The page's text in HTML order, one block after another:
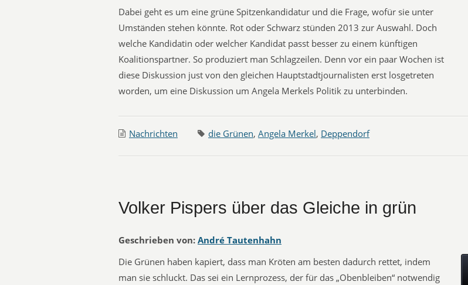
Dabei geht es um eine grüne Spitzenkandidatur und die Frage, wofür sie unter
Umständen stehen könnte. Rot oder Schwarz stünden 2013 zur Auswahl. Doch
welche Kandidatin oder welcher Kandidat passt besser zu einem künftigen
Koalitionspartner. So produziert man Schlagzeilen. Denn vor ein paar Wochen ist
diese Diskussion just von den gleichen Hauptstadtjournalisten erst losgetreten
worden, um eine Diskussion um Angela Merkels Politik zu unterbinden.
Nachrichten die Grünen, Angela Merkel, Deppendorf
Volker Pispers über das Gleiche in grün
Geschrieben von: André Tautenhahn
Die Grünen haben kapiert, dass man Kröten am besten dadurch rettet, indem
man sie schluckt. Das sei ein Lernprozess, der für das „Obenbleiben“ notwendig